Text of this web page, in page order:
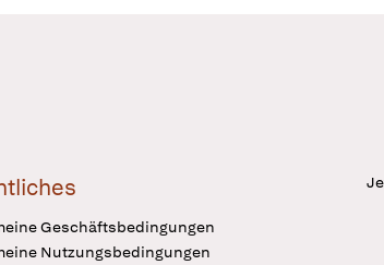
Geschäftsbedingungen
Nutzungsbedingungen